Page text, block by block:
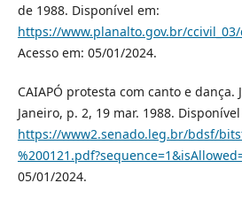
de 1988. Disponível em:
https://www.planalto.gov.br/
Acesso em: 05/01/2024.
CAIAPÓ protesta com canto e dança.
Janeiro, p. 2, 19 mar. 1988.
https://www2.senado.leg.br/bdsf/
05/01/2024.